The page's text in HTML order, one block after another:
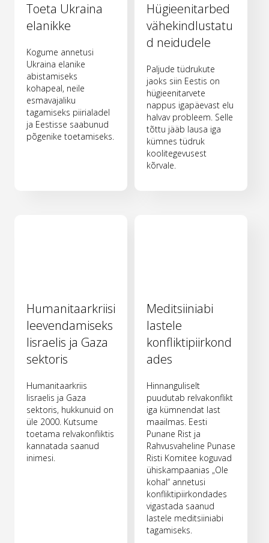
Toeta Ukraina
elanikke
Kogume annetusi
Ukraina elanike
abistamiseks
kohapeal, neile
esmavajaliku
tagamiseks piirialadel
ja Eestisse saabunud
põgenike toetamiseks.
Hügieenitarbed
vähekindlustatu
d neidudele
Paljude tüdrukute
jaoks siin Eestis on
hügieenitarvete
nappus igapäevast elu
halvav probleem. Selle
tõttu jääb lausa iga
kümnes tüdruk
koolitegevusest
kõrvale.
Humanitaarkriisi
leevendamiseks
Iisraelis ja Gaza
sektoris
Humanitaarkriis
Iisraelis ja Gaza
sektoris, hukkunuid on
üle 2000. Kutsume
toetama relvakonfliktis
kannatada saanud
inimesi.
Meditsiiniabi
lastele
konfliktipiirkond
ades
Hinnanguliselt
puudutab relvakonflikt
iga kümnendat last
maailmas. Eesti
Punane Rist ja
Rahvusvaheline Punase
Risti Komitee koguvad
ühiskampaanias „Ole
kohal“ annetusi
konfliktipiirkondades
vigastada saanud
lastele meditsiiniabi
tagamiseks.